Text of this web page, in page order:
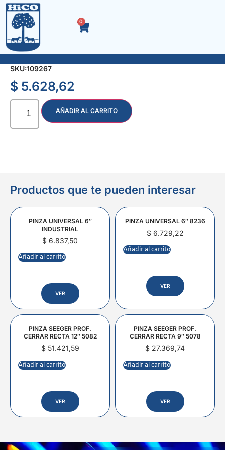
0
SOPORTE P/ALACENA PLANO x 24 u. 410
SKU:109267
$ 5.628,62
AÑADIR AL CARRITO
Productos que te pueden interesar
PINZA UNIVERSAL 6″
INDUSTRIAL
$ 6.837,50
Añadir al carrito
VER
PINZA UNIVERSAL 6″ 8236
$6.729,22
Añadir al carrito
VER
PINZA SEEGER PROF.
CERRAR RECTA 12″ 5082
$51.421,59
Añadir al carrito
VER
PINZA SEEGER PROF.
CERRAR RECTA 9″ 5078
$ 27.369,74
Añadir al carrito
VER